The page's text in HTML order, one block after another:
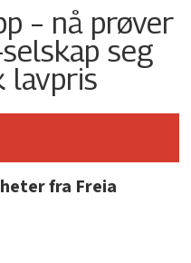
– nå prøver
seg
lavpris
fra Freia